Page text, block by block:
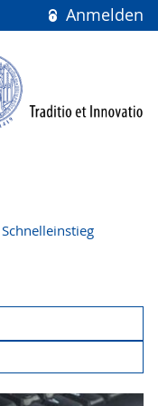
Anmelden
Schnelleinstieg